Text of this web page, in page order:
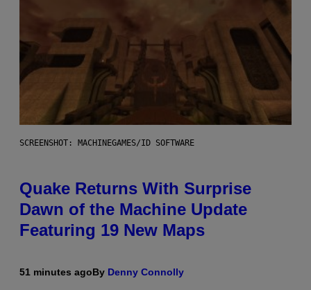
SCREENSHOT: MACHINEGAMES/ID SOFTWARE
Quake Returns With Surprise
Dawn of the Machine Update
Featuring 19 New Maps
51 minutes agoBy Denny Connolly